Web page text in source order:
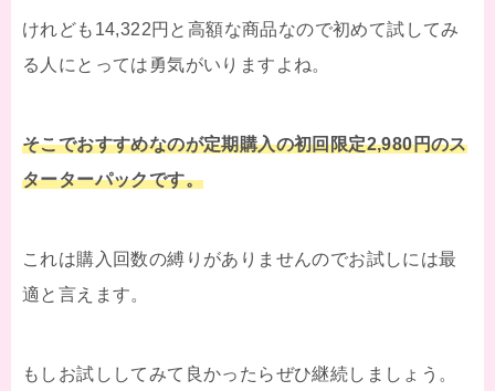
けれども14,322円と高額な商品なので初めて試してみ
る人にとっては勇気がいりますよね。
そこでおすすめなのが定期購入の初回限定2,980円のス
ターターパックです。
これは購入回数の縛りがありませんのでお試しには最
適と言えます。
もしお試ししてみて良かったらぜひ継続しましょう。